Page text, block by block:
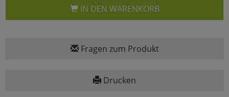
IN DEN WARENKORB
Fragen zum Produkt
Drucken